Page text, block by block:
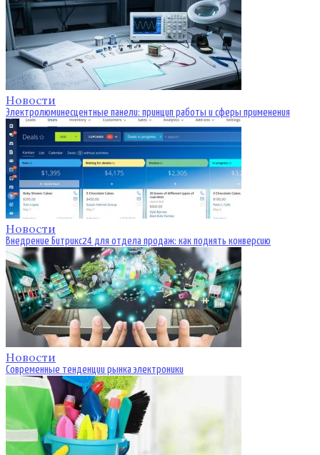
Новости
Электролюминесцентные панели: принцип работы и сферы применения
Новости
Внедрение Битрикс24 для отдела продаж: как поднять конверсию
Новости
Современные тенденции рынка электроники